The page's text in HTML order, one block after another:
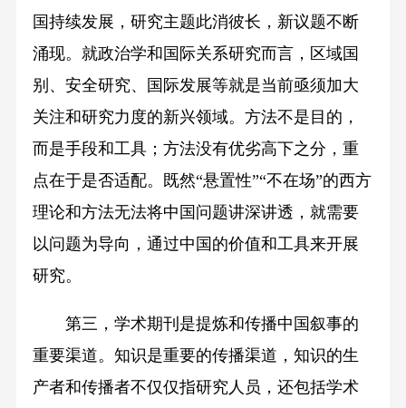
国持续发展，研究主题此消彼长，新议题不断
涌现。就政治学和国际关系研究而言，区域国
别、安全研究、国际发展等就是当前亟须加大
关注和研究力度的新兴领域。方法不是目的，
而是手段和工具；方法没有优劣高下之分，重
点在于是否适配。既然“悬置性”“不在场”的西方
理论和方法无法将中国问题讲深讲透，就需要
以问题为导向，通过中国的价值和工具来开展
研究。
第三，学术期刊是提炼和传播中国叙事的
重要渠道。知识是重要的传播渠道，知识的生
产者和传播者不仅仅指研究人员，还包括学术